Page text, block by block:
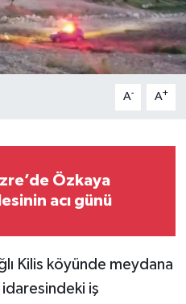
A- A+
Özkaya
acı günü
Kilis köyünde meydana
idaresindeki iş